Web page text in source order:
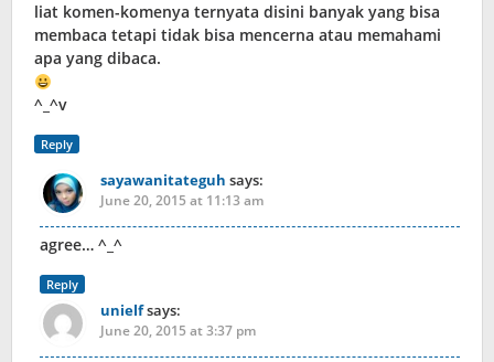
liat komen-komenya ternyata disini banyak yang bisa
membaca tetapi tidak bisa mencerna atau memahami
apa yang dibaca.
^_^v
Reply
sayawanitateguh says:
June 20, 2015 at 11:13 am
agree… ^_^
Reply
unielfsays:
June 20, 2015 at 3:37 pm